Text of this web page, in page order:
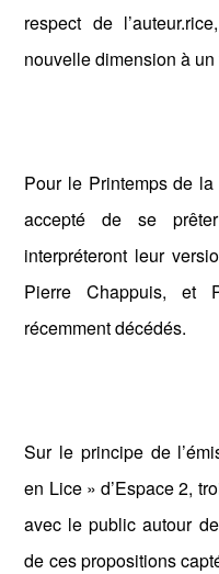
respect de
nouvelle dimension à
Pour le Printemps de
accepté de se
interpréteront leur
Pierre Chappuis, et
récemment décédés.
Sur le principe de
en Lice » d’Espace 2,
avec le public autour
de ces propositions